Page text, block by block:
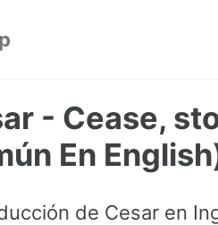
- Cease,
En
de Cesar en